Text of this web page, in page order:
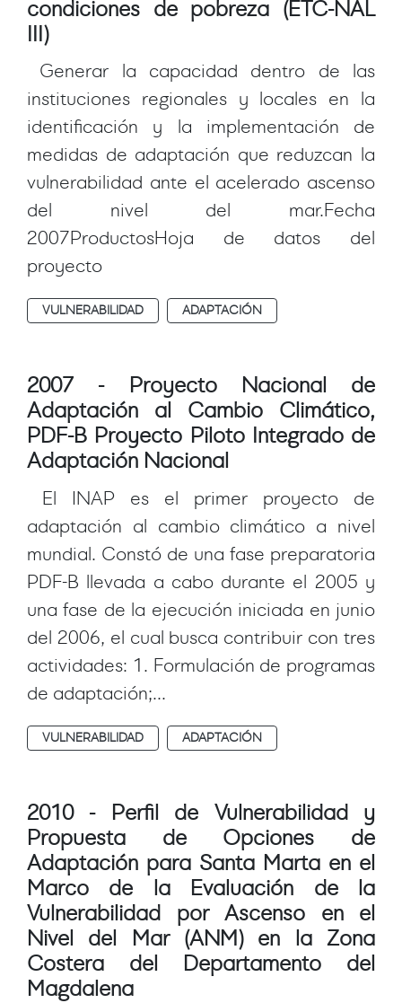
condiciones de pobreza (ETC-NAL
III)
Generar la capacidad dentro de las
instituciones regionales y locales en la
identificación y la implementación de
medidas de adaptación que reduzcan la
vulnerabilidad ante el acelerado ascenso
del nivel del mar.Fecha
2007ProductosHoja de datos del
proyecto
VULNERABILIDAD ADAPTACIÓN
2007 - Proyecto Nacional de
Adaptación al Cambio Climático,
PDF-B Proyecto Piloto Integrado de
Adaptación Nacional
El INAP es el primer proyecto de
adaptación al cambio climático a nivel
mundial. Constó de una fase preparatoria
PDF-B llevada a cabo durante el 2005 y
una fase de la ejecución iniciada en junio
del 2006, el cual busca contribuir con tres
actividades: 1. Formulación de programas
de adaptación;...
VULNERABILIDAD ADAPTACIÓN
2010 - Perfil de Vulnerabilidad y
Propuesta de Opciones de
Adaptación para Santa Marta en el
Marco de la Evaluación de la
Vulnerabilidad por Ascenso en el
Nivel del Mar (ANM) en la Zona
Costera del Departamento del
Magdalena